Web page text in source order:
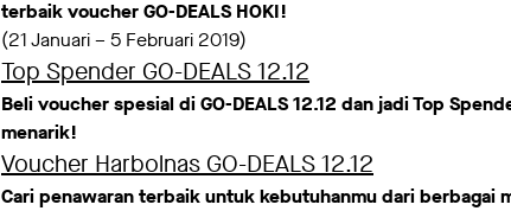
terbaik voucher GO-DEALS HOKI!
(21 Januari – 5 Februari 2019)
Top Spender GO-DEALS 12.12
Beli voucher spesial di GO-DEALS 12.12 dan jadi Top
menarik!
Voucher Harbolnas GO-DEALS 12.12
Cari penawaran terbaik untuk kebutuhanmu dari berbagai